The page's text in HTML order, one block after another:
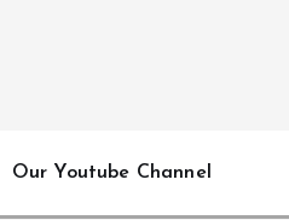
Our Youtube Channel